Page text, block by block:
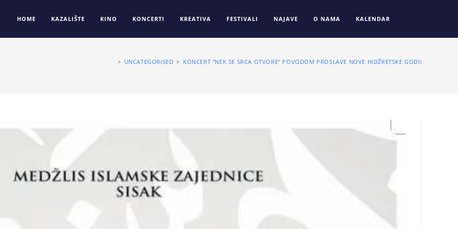
HOME KAZALIŠTE KINO KONCERTI KREATIVA FESTIVALI NAJAVE O NAMA KALENDAR
> UNCATEGORISED > KONCERT “NEK SE SRCA OTVORE” POVODOM PROSLAVE NOVE HIDŽRETSKE GODINE